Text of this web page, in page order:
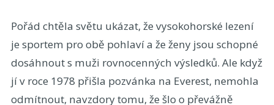
Pořád chtěla světu ukázat, že vysokohorské lezení
je sportem pro obě pohlaví a že ženy jsou schopné
dosáhnout s muži rovnocenných výsledků. Ale když
jí v roce 1978 přišla pozvánka na Everest, nemohla
odmítnout, navzdory tomu, že šlo o převážně